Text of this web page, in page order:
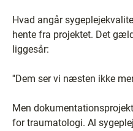
Hvad angår
hente fra projektet. Det
liggesår:
''Dem ser vi næsten ikke
Men
for traumatologi. Al